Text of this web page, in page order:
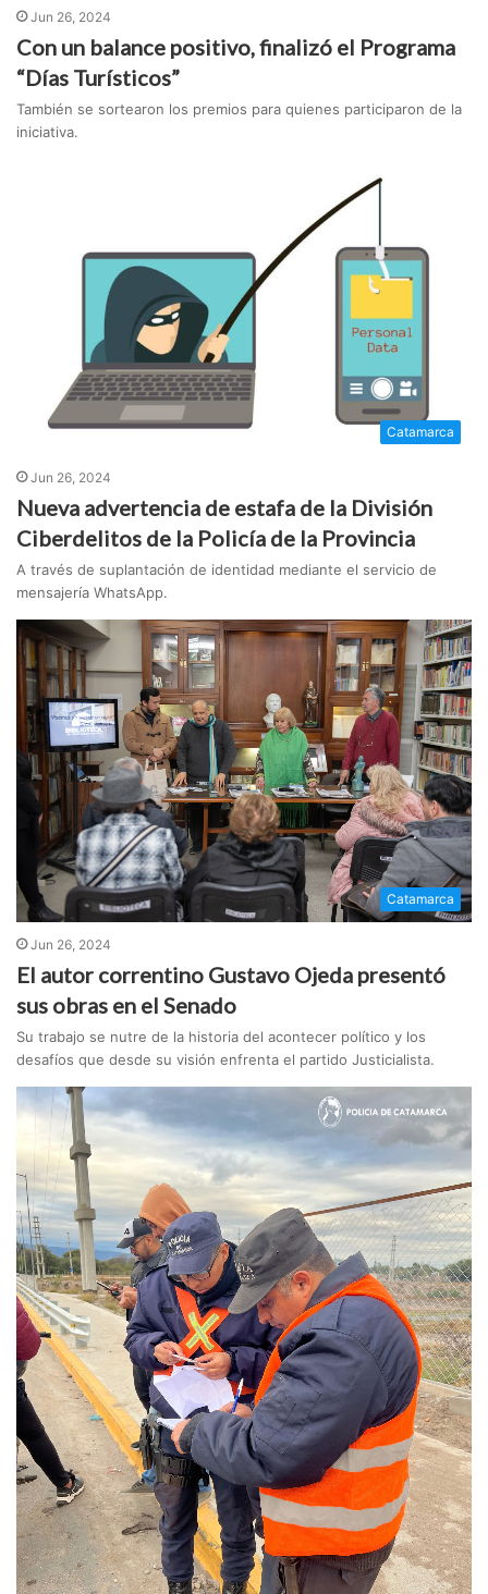
Jun 26, 2024
Con un balance positivo, finalizó el Programa
“Días Turísticos”
También se sortearon los premios para quienes participaron de la
iniciativa.
Catamarca
Jun 26, 2024
Nueva advertencia de estafa de la División
Ciberdelitos de la Policía de la Provincia
A través de suplantación de identidad mediante el servicio de
mensajería WhatsApp.
Catamarca
Jun 26, 2024
El autor correntino Gustavo Ojeda presentó
sus obras en el Senado
Su trabajo se nutre de la historia del acontecer político y los
desafíos que desde su visión enfrenta el partido Justicialista.